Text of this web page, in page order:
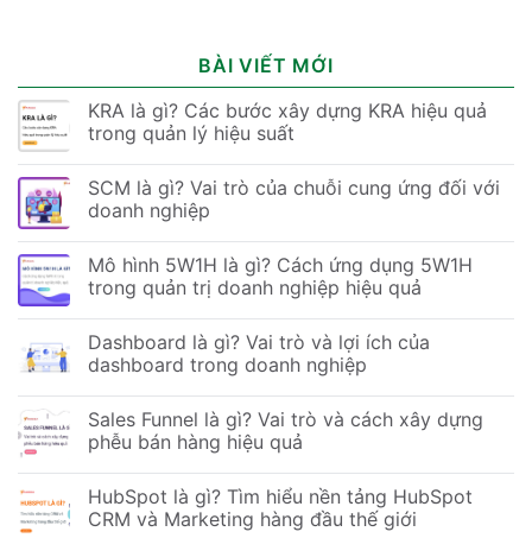
BÀI VIẾT MỚI
KRA là gì? Các bước xây dựng KRA hiệu quả
trong quản lý hiệu suất
SCM là gì? Vai trò của chuỗi cung ứng đối với
doanh nghiệp
Mô hình 5W1H là gì? Cách ứng dụng 5W1H
trong quản trị doanh nghiệp hiệu quả
Dashboard là gì? Vai trò và lợi ích của
dashboard trong doanh nghiệp
Sales Funnel là gì? Vai trò và cách xây dựng
phễu bán hàng hiệu quả
HubSpot là gì? Tìm hiểu nền tảng HubSpot
CRM và Marketing hàng đầu thế giới